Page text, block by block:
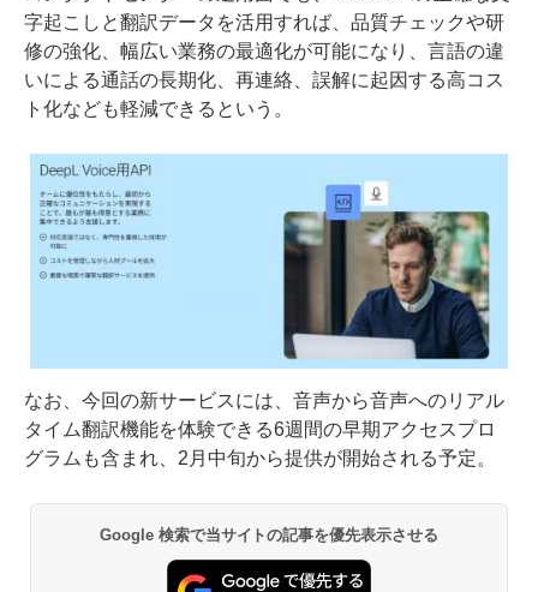
字起こしと翻訳データを活用すれば、品質チェックや研
修の強化、幅広い業務の最適化が可能になり、言語の違
いによる通話の長期化、再連絡、誤解に起因する高コス
ト化なども軽減できるという。
なお、今回の新サービスには、音声から音声へのリアル
タイム翻訳機能を体験できる6週間の早期アクセスプロ
グラムも含まれ、2月中旬から提供が開始される予定。
Google 検索で当サイトの記事を優先表示させる